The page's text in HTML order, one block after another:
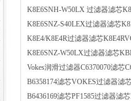
K8E6SNH-W50LX 过滤器滤芯
K8E6SNZ-S40LEX过滤器滤芯
K8E4/K8E4R过滤器滤芯
K8E6SNZ-W50LX过滤器滤芯
Vokes润滑过滤器C6370070滤芯
B6358174滤芯VOKES过滤器滤
B6436169滤芯PF1585过滤器滤